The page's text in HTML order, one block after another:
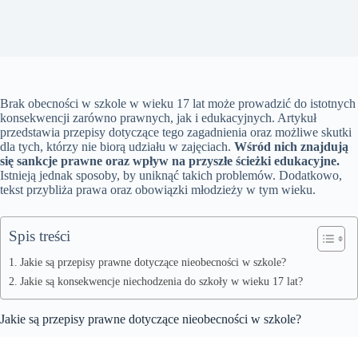
Brak obecności w szkole w wieku 17 lat może prowadzić do istotnych
konsekwencji zarówno prawnych, jak i edukacyjnych. Artykuł
przedstawia przepisy dotyczące tego zagadnienia oraz możliwe skutki
dla tych, którzy nie biorą udziału w zajęciach. Wśród nich znajdują
się sankcje prawne oraz wpływ na przyszłe ścieżki edukacyjne.
Istnieją jednak sposoby, by uniknąć takich problemów. Dodatkowo,
tekst przybliża prawa oraz obowiązki młodzieży w tym wieku.
Spis treści
Jakie są przepisy prawne dotyczące nieobecności w szkole?
Jakie są konsekwencje niechodzenia do szkoły w wieku 17 lat?
Jakie są przepisy prawne dotyczące nieobecności w szkole?